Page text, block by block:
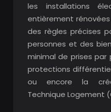
les installations
entièrement rénovées
des règles précises
personnes et des
minimal de prises par
protections
ou encore la
Technique Logement